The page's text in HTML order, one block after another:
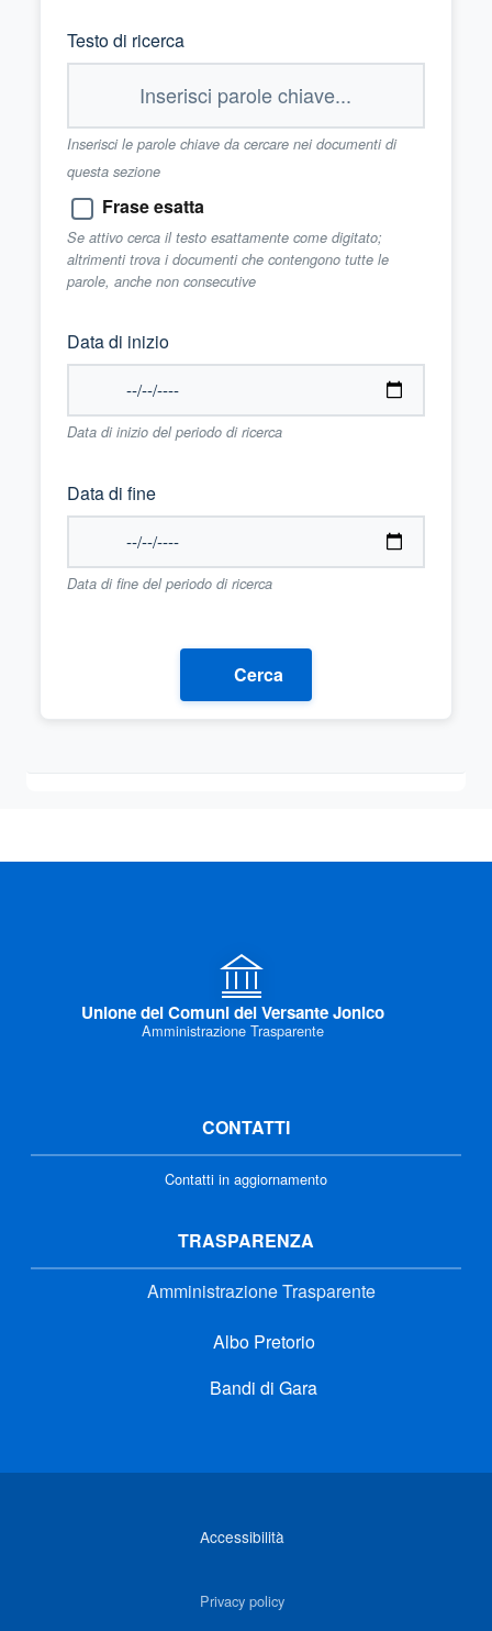
Testo di ricerca
Inserisci le parole chiave da cercare nei documenti di
questa sezione
Frase esatta
Se attivo cerca il testo esattamente come digitato;
altrimenti trova i documenti che contengono tutte le
parole, anche non consecutive
Data di inizio
Data di inizio del periodo di ricerca
Data di fine
Data di fine del periodo di ricerca
Cerca
Unione dei Comuni del Versante Jonico
Amministrazione Trasparente
CONTATTI
Contatti in aggiornamento
TRASPARENZA
Amministrazione Trasparente
Albo Pretorio
Bandi di Gara
Accessibilità
Privacy policy